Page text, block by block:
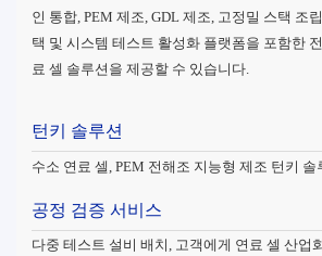
인 통합, PEM 제조, GDL 제조, 고정밀 스택 조
택 및 시스템 테스트 활성화 플랫폼을 포함한
료 셀 솔루션을 제공할 수 있습니다.
턴키 솔루션
수소 연료 셀, PEM 전해조 지능형 제조 턴키 솔
공정 검증 서비스
다중 테스트 설비 배치, 고객에게 연료 셀 산업